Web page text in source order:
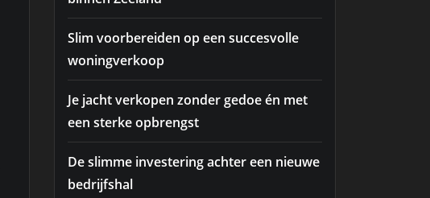
Slim voorbereiden op een succesvolle
woningverkoop
Je jacht verkopen zonder gedoe én met
een sterke opbrengst
De slimme investering achter een nieuwe
bedrijfshal